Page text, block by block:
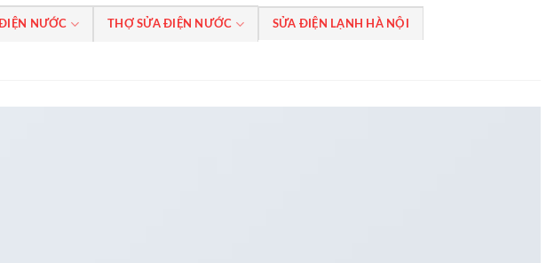
NƯỚC THỢ SỬA ĐIỆN NƯỚC SỬA ĐIỆN LẠNH HÀ NỘI